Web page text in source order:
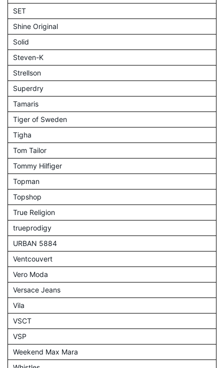
SET
Shine Original
Solid
Steven-K
Strellson
Superdry
Tamaris
Tiger of Sweden
Tigha
Tom Tailor
Tommy Hilfiger
Topman
Topshop
True Religion
trueprodigy
URBAN 5884
Ventcouvert
Vero Moda
Versace Jeans
Vila
VSCT
VSP
Weekend Max Mara